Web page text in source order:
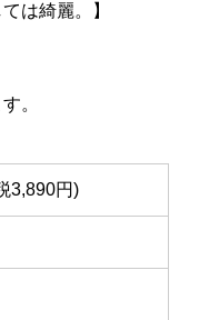
ては綺麗。】
。
3,890円)